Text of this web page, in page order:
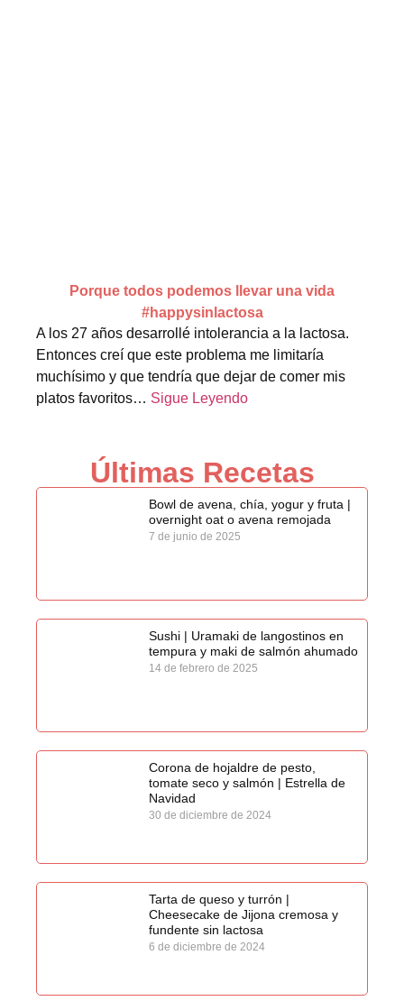
Porque todos podemos llevar una vida
#happysinlactosa
A los 27 años desarrollé intolerancia a la lactosa.
Entonces creí que este problema me limitaría
muchísimo y que tendría que dejar de comer mis
platos favoritos… Sigue Leyendo
Últimas Recetas
Bowl de avena, chía, yogur y fruta |
overnight oat o avena remojada
7 de junio de 2025
Sushi | Uramaki de langostinos en
tempura y maki de salmón ahumado
14 de febrero de 2025
Corona de hojaldre de pesto,
tomate seco y salmón | Estrella de
Navidad
30 de diciembre de 2024
Tarta de queso y turrón |
Cheesecake de Jijona cremosa y
fundente sin lactosa
6 de diciembre de 2024